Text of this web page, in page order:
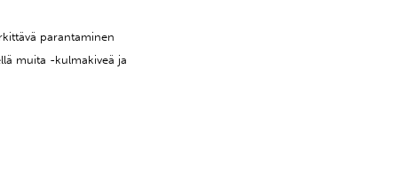
parantaminen
muita -kulmakiveä ja